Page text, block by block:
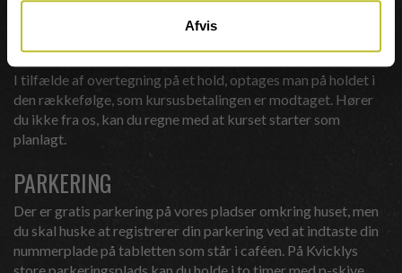
Afvis
OVERTEGNING
I tilfælde af overtegning på et hold, optages man på holdet i
den rækkefølge, som kursusbetalingen er modtaget. Hører
du ikke fra os, kan du regne med at kurset starter som
planlagt.
PARKERING
Der er gratis parkering på vores pladser omkring huset, men
du skal huske at registrerer din parkering ved at indtaste din
nummerplade på tabletten som står i caféen. På Kvicklys